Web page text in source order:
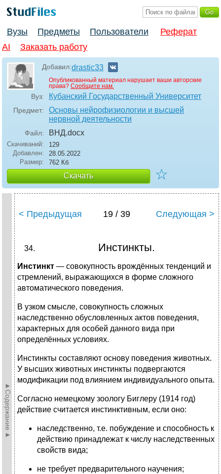
Вузы Предметы Пользователи
Реферат
AI
Заказать работу
Добавил:drastic33
Опубликованный материал нарушает ваши авторские
права? Сообщите нам.
Вуз: Кубанский Государственный Университет
Предмет:
Основы нейрофизиологии и высшей
нервной деятельности
Файл: ВНД.docx
Скачиваний:
129
Добавлен:
28.05.2022
Размер:
762 Кб
Скачать ☆
►Содержание►
< Предыдущая 19 / 39 Следующая >
Инстинкты.
Инстинкт — совокупность врождённых тенденций и
стремлений, выражающихся в форме сложного
автоматического поведения.
В узком смысле, совокупность сложных
наследственно обусловленных актов поведения,
характерных для особей данного вида при
определённых условиях.
Инстинкты составляют основу поведения животных.
У высших животных инстинкты подвергаются
модификации под влиянием индивидуального опыта.
Согласно немецкому зоологу Биглеру (1914 год)
действие считается инстинктивным, если оно:
наследственно, т.е. побуждение и способность к
действию принадлежат к числу наследственных
свойств вида;
не требует предварительного научения;